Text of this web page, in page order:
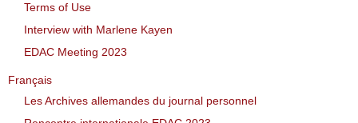
Terms of Use
Interview with Marlene Kayen
EDAC Meeting 2023
Français
Les Archives allemandes du journal personnel